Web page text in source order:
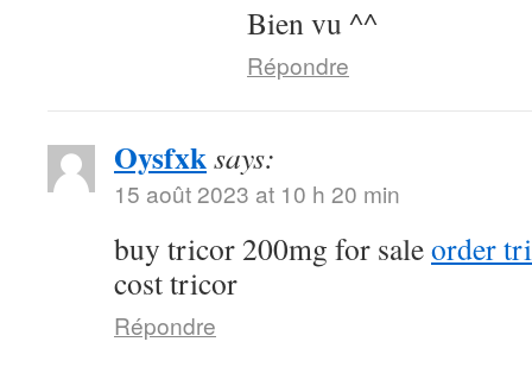
Bien vu ^^
Répondre
Oysfxksays:
15 août 2023 at 10 h 20 min
buy tricor 200mg for saleorder
cost tricor
Répondre